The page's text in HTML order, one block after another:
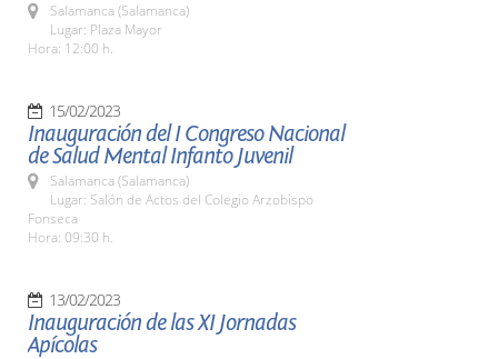
Salamanca (Salamanca)
Lugar: Plaza Mayor
Hora: 12:00 h.
15/02/2023
Inauguración del I Congreso Nacional
de Salud Mental Infanto Juvenil
Salamanca (Salamanca)
Lugar: Salón de Actos del Colegio Arzobispo
Fonseca
Hora: 09:30 h.
13/02/2023
Inauguración de las XI Jornadas
Apícolas